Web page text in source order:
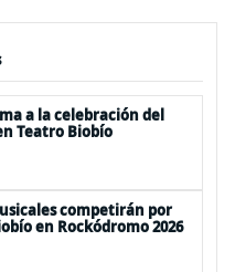
a la celebración del
Teatro Biobío
competirán por
en Rockódromo 2026